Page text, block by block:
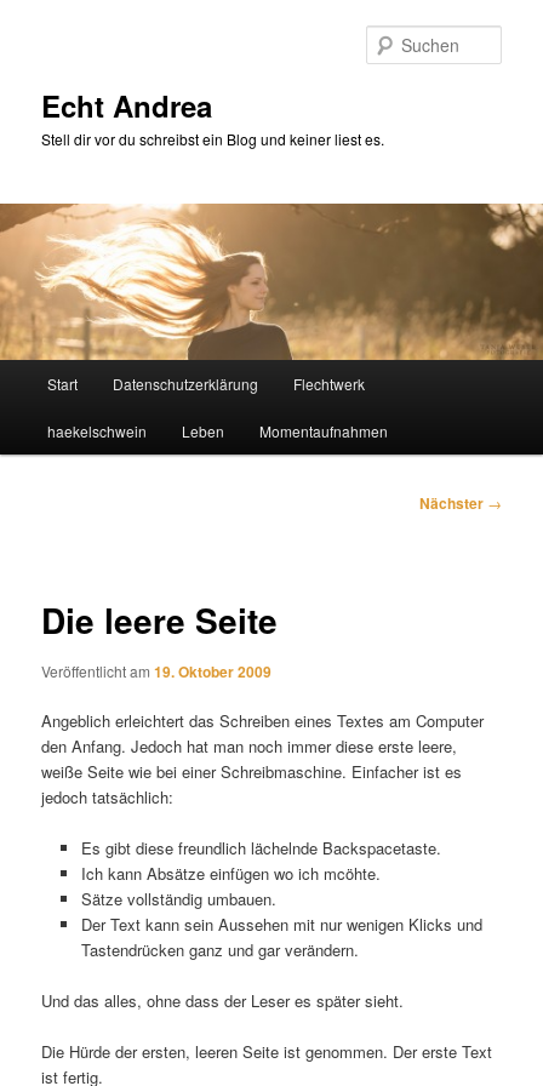
Echt Andrea
Stell dir vor du schreibst ein Blog und keiner liest es.
Start Datenschutzerklärung Flechtwerk
haekelschwein Leben Momentaufnahmen
Nächster →
Die leere Seite
Veröffentlicht am19. Oktober 2009
Angeblich erleichtert das Schreiben eines Textes am Computer
den Anfang. Jedoch hat man noch immer diese erste leere,
weiße Seite wie bei einer Schreibmaschine. Einfacher ist es
jedoch tatsächlich:
Es gibt diese freundlich lächelnde Backspacetaste.
Ich kann Absätze einfügen wo ich mcöhte.
Sätze vollständig umbauen.
Der Text kann sein Aussehen mit nur wenigen Klicks und
Tastendrücken ganz und gar verändern.
Und das alles, ohne dass der Leser es später sieht.
Die Hürde der ersten, leeren Seite ist genommen. Der erste Text
ist fertig.